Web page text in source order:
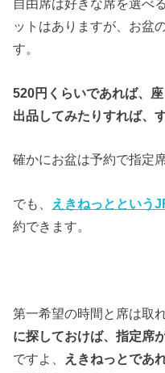
自由席は好きな席を選べ
ットはありますが、お盆
す。
520円くらいであれば、
出品してみたりすれば、
確かにお盆は予約で指定
でも、 えきねっとという
約できます。
第一希望の時間と席は取
に探しておけば、指定席
ですよ、 えきねっとであ